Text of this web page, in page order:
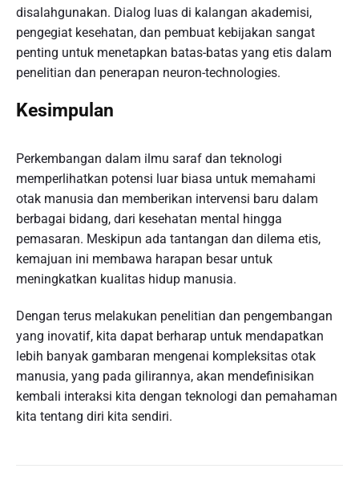
disalahgunakan. Dialog luas di kalangan akademisi,
pengegiat kesehatan, dan pembuat kebijakan sangat
penting untuk menetapkan batas-batas yang etis dalam
penelitian dan penerapan neuron-technologies.
Kesimpulan
Perkembangan dalam ilmu saraf dan teknologi
memperlihatkan potensi luar biasa untuk memahami
otak manusia dan memberikan intervensi baru dalam
berbagai bidang, dari kesehatan mental hingga
pemasaran. Meskipun ada tantangan dan dilema etis,
kemajuan ini membawa harapan besar untuk
meningkatkan kualitas hidup manusia.
Dengan terus melakukan penelitian dan pengembangan
yang inovatif, kita dapat berharap untuk mendapatkan
lebih banyak gambaran mengenai kompleksitas otak
manusia, yang pada gilirannya, akan mendefinisikan
kembali interaksi kita dengan teknologi dan pemahaman
kita tentang diri kita sendiri.